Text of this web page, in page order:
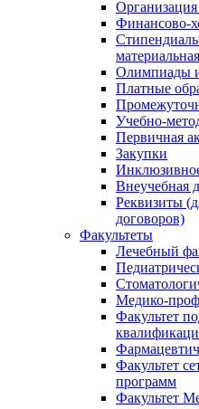
Организация
Финансово-
Олимпиады
Платные
Учебно-
Первичная
Закупки
Внеучебная
Реквизиты
договоров)
Факультеты
Лечебный
Медико-
Факультет
Факультет
программ
Факультет